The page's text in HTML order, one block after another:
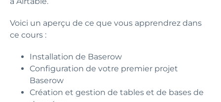
Voici un aperçu de ce que vous apprendrez dans
ce cours :
Installation de Baserow
Configuration de votre premier projet
Baserow
Création et gestion de tables et de bases de